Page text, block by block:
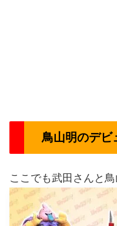
鳥山明のデビ
ここでも武田さんと